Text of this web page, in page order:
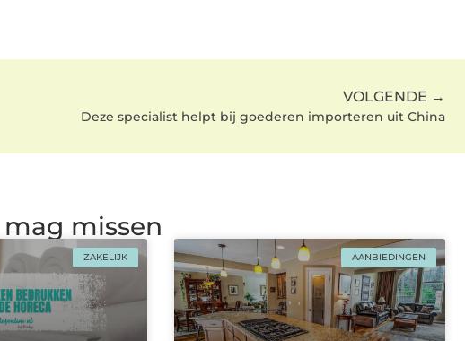
VOLGENDE →
Deze specialist helpt bij goederen importeren uit China
missen
ZAKELIJK AANBIEDINGEN